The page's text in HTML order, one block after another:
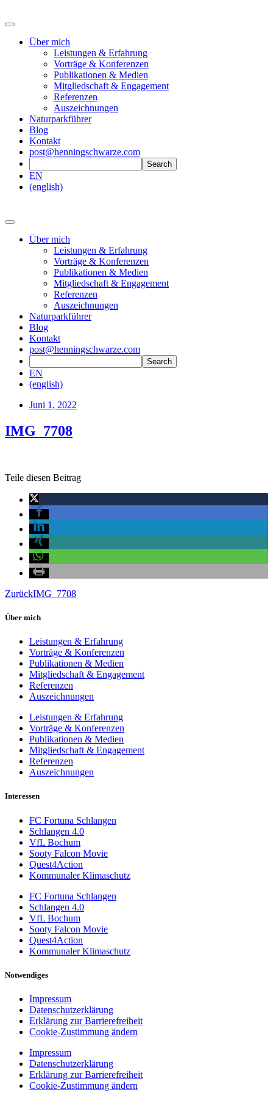
Über mich
Leistungen & Erfahrung
Vorträge & Konferenzen
Publikationen & Medien
Mitgliedschaft & Engagement
Referenzen
Auszeichnungen
Naturparkführer
Blog
Kontakt
post@henningschwarze.com
EN
(english)
Über mich
Leistungen & Erfahrung
Vorträge & Konferenzen
Publikationen & Medien
Mitgliedschaft & Engagement
Referenzen
Auszeichnungen
Naturparkführer
Blog
Kontakt
post@henningschwarze.com
EN
(english)
Juni 1, 2022
IMG_7708
Teile diesen Beitrag
ZurückIMG_7708
Über mich
Leistungen & Erfahrung
Vorträge & Konferenzen
Publikationen & Medien
Mitgliedschaft & Engagement
Referenzen
Auszeichnungen
Leistungen & Erfahrung
Vorträge & Konferenzen
Publikationen & Medien
Mitgliedschaft & Engagement
Referenzen
Auszeichnungen
Interessen
FC Fortuna Schlangen
Schlangen 4.0
VfL Bochum
Sooty Falcon Movie
Quest4Action
Kommunaler Klimaschutz
FC Fortuna Schlangen
Schlangen 4.0
VfL Bochum
Sooty Falcon Movie
Quest4Action
Kommunaler Klimaschutz
Notwendiges
Impressum
Datenschutzerklärung
Erklärung zur Barrierefreiheit
Cookie-Zustimmung ändern
Impressum
Datenschutzerklärung
Erklärung zur Barrierefreiheit
Cookie-Zustimmung ändern